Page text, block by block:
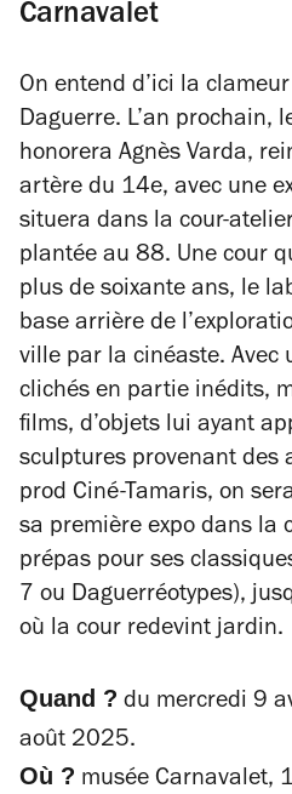
Carnavalet
On entend d’ici la
Daguerre. L’an prochain,
honorera Agnès Varda,
artère du 14e, avec une
situera dans la cour-
plantée au 88. Une cour
plus de soixante ans, le
base arrière de
ville par la cinéaste. Avec
clichés en partie inédits,
films, d’objets lui ayant
sculptures provenant des
prod Ciné-Tamaris, on
sa première expo dans la
prépas pour ses
7 ou Daguerréotypes),
où la cour redevint jardin.
Quand ? du mercredi 9
août 2025.
Où ? musée Carnavalet,